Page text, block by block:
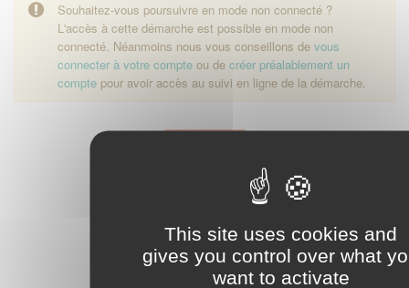
This site uses cookies and
gives you control over what
want to activate
Souhaitez-vous poursuivre en mode non connecté ?
L'accès à cette démarche est possible en mode non
connecté. Néanmoins nous vous conseillons de vous
connecter à votre compte ou de créer préalablement un
compte pour avoir accès au suivi en ligne de la démarche.